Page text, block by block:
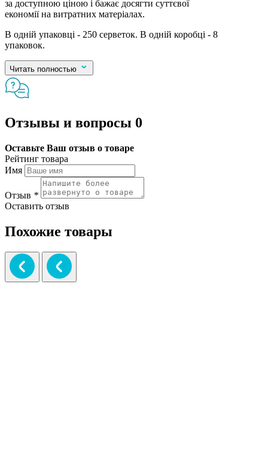
за доступною ціною і бажає досягти суттєвої
економії на витратних матеріалах.
В одній упаковці - 250 серветок. В одній коробці - 8
упаковок.
Читать полностью
Отзывы и вопросы 0
Оставьте Ваш отзыв о товаре
Рейтинг товара
Имя
Отзыв *
Оставить отзыв
Похожие товары